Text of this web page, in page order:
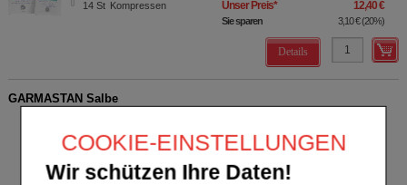
COOKIE-EINSTELLUNGEN
Wir schützen Ihre Daten!
14 St Kompressen Unser Preis* 12,40 €
Sie sparen 3,10 €(20%)
Details
GARMASTAN Salbe
GmbH
08859408
Salbe
UVP**
Unser Preis*
Sie sparen
Grundpreis